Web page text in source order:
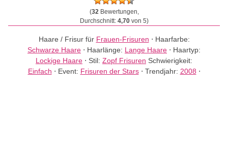
(32Bewertungen,
Durchschnitt: 4,70von 5)
Haare / Frisur für Frauen-Frisuren ⋅ Haarfarbe:
Schwarze Haare ⋅ Haarlänge: Lange Haare ⋅ Haartyp:
Lockige Haare ⋅ Stil: Zopf Frisuren Schwierigkeit:
Einfach ⋅ Event: Frisuren der Stars⋅ Trendjahr: 2008 ⋅